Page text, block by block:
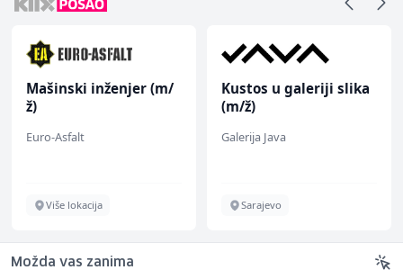
Mašinski inženjer (m/
ž)
Euro-Asfalt
Više lokacija
Kustos u galeriji slika
(m/ž)
Galerija Java
Sarajevo
Možda vas zanima